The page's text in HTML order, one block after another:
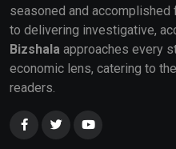
seasoned and accomplished
to delivering investigative,
Bizshala approaches every
economic lens, catering to
readers.